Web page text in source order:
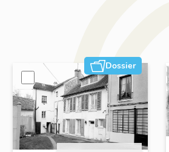
Dossier